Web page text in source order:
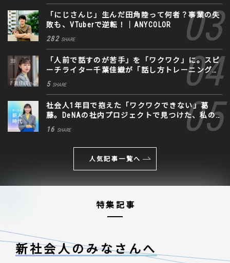
「にじさんじ」生んだ田角陸って何者？事業の失
敗も、VTuberで逆転！｜ANYCOLOR
282 SHARE
「人前で話すのが苦手」を「ワクワク」に。スピ
ーチライター千葉佳織が「話し方トレーニング」
に込めた思い
5 SHARE
社会人1年目で抱えた「ワクワクできない」葛
藤。DeNAの社内プロジェクトで見つけた、私の
生きる道
16 SHARE
人気記事一覧へ
特集記事
新社会人のみなさんへ